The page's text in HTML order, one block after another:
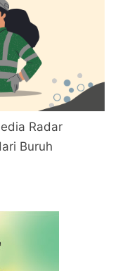
Radar
Buruh